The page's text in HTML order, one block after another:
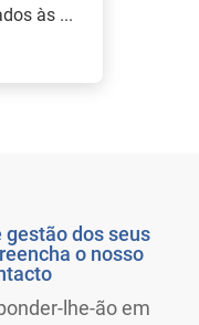
às ...
dos seus
o nosso
lhe-ão em